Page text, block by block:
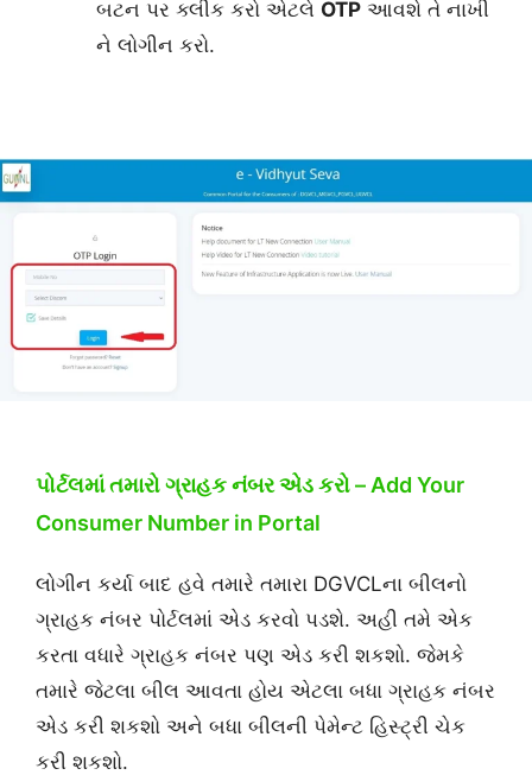
બટન પર ક્લીક કરો એટલે OTP આવશે તે નાખી
ને લોગીન કરો.
પોર્ટલમાં તમારો ગ્રાહક નંબર એડ કરો – Add Your
Consumer Number in Portal
લોગીન કર્યા બાદ હવે તમારે તમારા DGVCLના બીલનો
ગ્રાહક નંબર પોર્ટલમાં એડ કરવો પડશે. અહી તમે એક
કરતા વધારે ગ્રાહક નંબર પણ એડ કરી શકશો. જેમકે
તમારે જેટલા બીલ આવતા હોય એટલા બધા ગ્રાહક નંબર
એડ કરી શકશો અને બધા બીલની પેમેન્ટ હિસ્ટ્રી ચેક
કરી શકશો.